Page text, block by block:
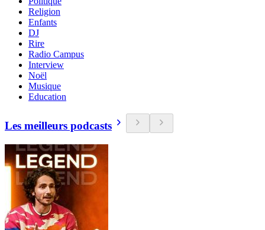
Religion
Enfants
DJ
Rire
Radio Campus
Interview
Noël
Musique
Education
Les meilleurs podcasts